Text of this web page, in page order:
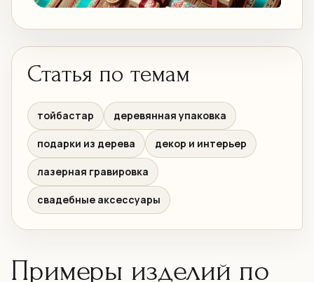
Статья по темам
тойбастар деревянная упаковка
подарки из дерева декор и интерьер
лазерная гравировка
свадебные аксессуары
Примеры изделий по